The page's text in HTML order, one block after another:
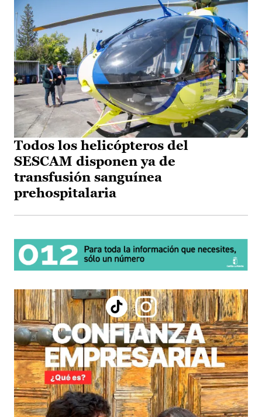
Todos los helicópteros del
SESCAM disponen ya de
transfusión sanguínea
prehospitalaria